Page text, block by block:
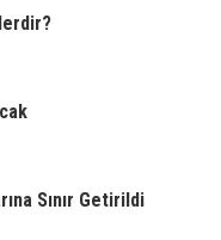
Sınır Getirildi